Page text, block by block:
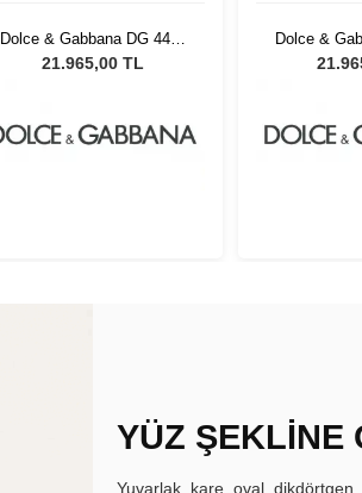
Dolce & Gabbana DG 4497
34493B 52 Kadın Güneş
21.965,00 TL
Dolce &
34493B 52
YÜZ ŞEKLİNE
Yuvarlak, kare, oval,